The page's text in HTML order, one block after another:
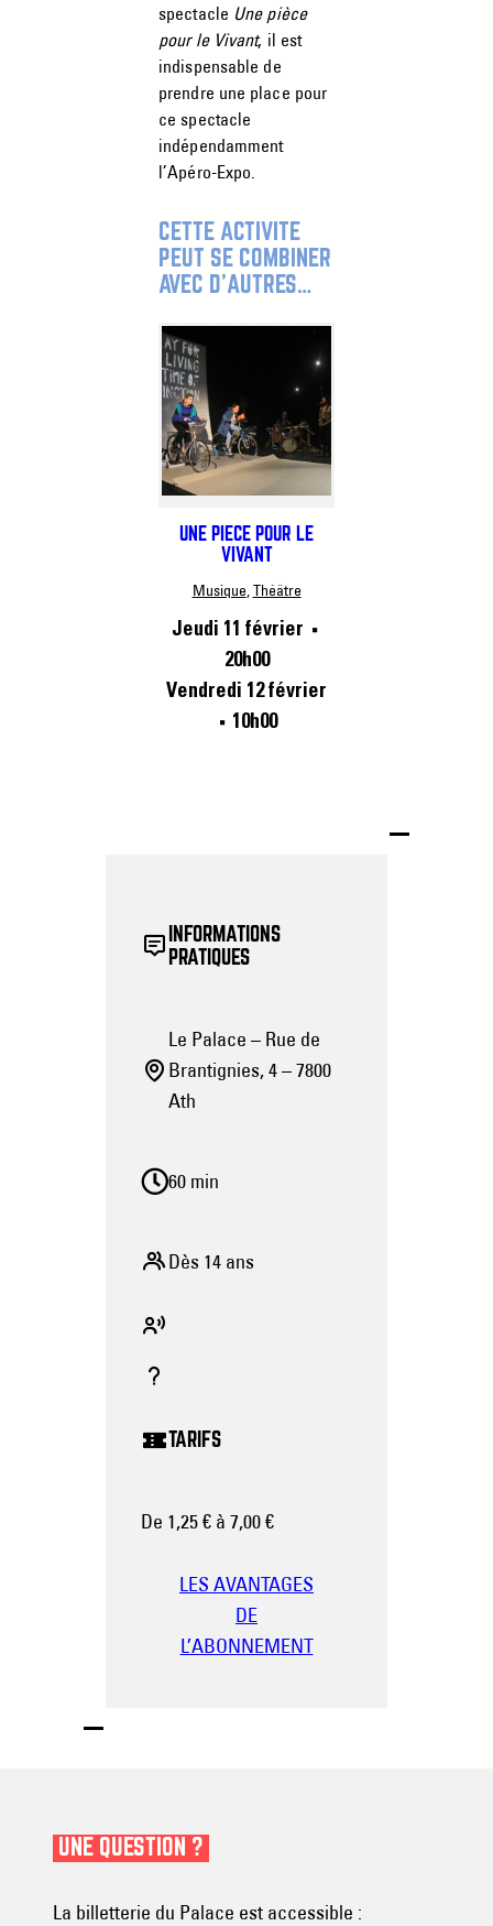
spectacle Une pièce
pour le Vivant, il est
indispensable de
prendre une place pour
ce spectacle
indépendamment
l’Apéro-Expo.
CETTE ACTIVITÉ
PEUT SE COMBINER
AVEC D’AUTRES…
UNE PIÈCE POUR LE
VIVANT
Musique, Théâtre
Jeudi 11 février ■
20h00
Vendredi 12 février
■ 10h00
INFORMATIONS
PRATIQUES
Le Palace – Rue de
Brantignies, 4 – 7800
Ath
60 min
Dès 14 ans
TARIFS
De 1,25 € à 7,00 €
LES AVANTAGES
DE
L’ABONNEMENT
UNE QUESTION ?
La billetterie du Palace est accessible :